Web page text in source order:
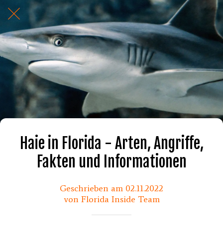
Haie in Florida - Arten, Angriffe,
Fakten und Informationen
Geschrieben am 02.11.2022
von Florida Inside Team